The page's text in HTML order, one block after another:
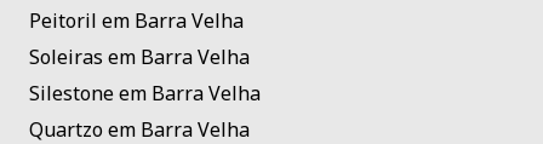
Peitoril em Barra Velha
Soleiras em Barra Velha
Silestone em Barra Velha
Quartzo em Barra Velha